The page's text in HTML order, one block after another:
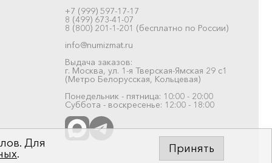
+7 (999) 597-17-17
8 (499) 673-41-07
8 (800) 201-1-201 (бесплатно по России)
info@numizmat.ru
Выдача заказов:
г. Москва, ул. 1-я Тверская-Ямская 29 с1
(Метро Белорусская, Кольцевая)
Понедельник - пятница: 10:00 - 20:00
Суббота - воскресенье: 12:00 - 18:00
Для
. Принять